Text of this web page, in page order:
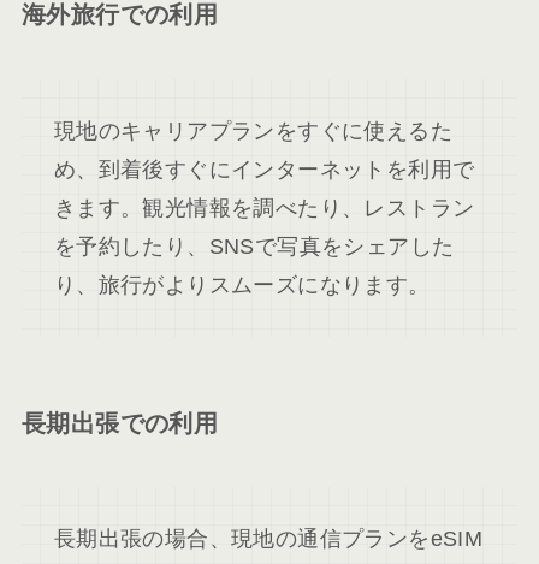
海外旅行での利用
現地のキャリアプランをすぐに使えるた
め、到着後すぐにインターネットを利用で
きます。観光情報を調べたり、レストラン
を予約したり、SNSで写真をシェアした
り、旅行がよりスムーズになります。
長期出張での利用
長期出張の場合、現地の通信プランをeSIM